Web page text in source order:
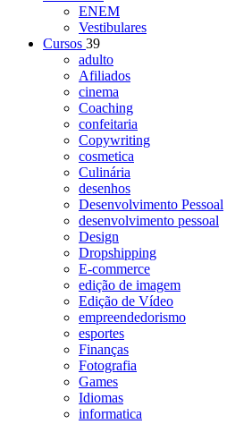
ENEM
Vestibulares
Cursos 39
adulto
Afiliados
cinema
Coaching
confeitaria
Copywriting
cosmetica
Culinária
desenhos
Desenvolvimento Pessoal
desenvolvimento pessoal
Design
Dropshipping
E-commerce
edição de imagem
Edição de Vídeo
empreendedorismo
esportes
Finanças
Fotografia
Games
Idiomas
informatica